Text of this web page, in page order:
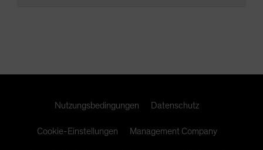
Nutzungsbedingungen Datenschutz
Cookie-Einstellungen Management Company